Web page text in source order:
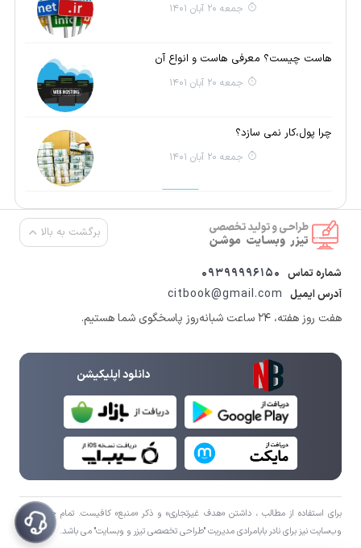
جمعه 20 آبان 1401
هاست چیست؟ معرفی هاست و انواع آن
جمعه 20 آبان 1401
چرا پول،کار نمی سازد؟
جمعه 20 آبان 1401
برگشت به بالا
شماره تماس 09399996150
آدرس ایمیل citbook@gmail.com
هفت روز هفته، ۲۴ ساعت شبانه‌روز پاسخگوی شما هستیم.
دانلود اپلیکیشن
برای استفاده از مطالب ، داشتن «هدف غیرتجاری» و ذکر «منبع» کافیست. تمام حقوق اين
وب‌سايت نیز برای نادر بابامرادی مدیریت "طراحی تخصصی تیزر و وبسایت" می باشد.